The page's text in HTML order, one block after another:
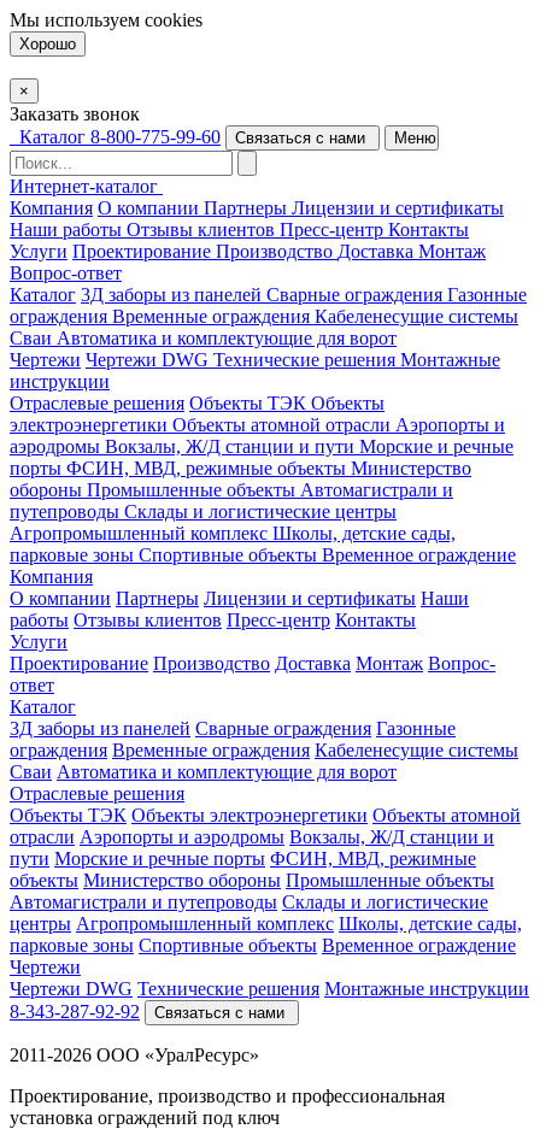
Мы используем cookies
Хорошо
×
Заказать звонок
Каталог 8-800-775-99-60 Связаться с нами Меню
Интернет-каталог
Компания О компании Партнеры Лицензии и сертификаты
Наши работы Отзывы клиентов Пресс-центр Контакты
Услуги Проектирование Производство Доставка Монтаж
Вопрос-ответ
Каталог 3Д заборы из панелей Сварные ограждения Газонные
ограждения Временные ограждения Кабеленесущие системы
Cваи Автоматика и комплектующие для ворот
Чертежи Чертежи DWG Технические решения Монтажные
инструкции
Отраслевые решения Объекты ТЭК Объекты
электроэнергетики Объекты атомной отрасли Аэропорты и
аэродромы Вокзалы, Ж/Д станции и пути Морские и речные
порты ФСИН, МВД, режимные объекты Министерство
обороны Промышленные объекты Автомагистрали и
путепроводы Склады и логистические центры
Агропромышленный комплекс Школы, детские сады,
парковые зоны Спортивные объекты Временное ограждение
Компания
О компании Партнеры Лицензии и сертификаты Наши
работы Отзывы клиентов Пресс-центр Контакты
Услуги
Проектирование Производство Доставка Монтаж Вопрос-
ответ
Каталог
3Д заборы из панелей Сварные ограждения Газонные
ограждения Временные ограждения Кабеленесущие системы
Cваи Автоматика и комплектующие для ворот
Отраслевые решения
Объекты ТЭК Объекты электроэнергетики Объекты атомной
отрасли Аэропорты и аэродромы Вокзалы, Ж/Д станции и
пути Морские и речные порты ФСИН, МВД, режимные
объекты Министерство обороны Промышленные объекты
Автомагистрали и путепроводы Склады и логистические
центры Агропромышленный комплекс Школы, детские сады,
парковые зоны Спортивные объекты Временное ограждение
Чертежи
Чертежи DWG Технические решения Монтажные инструкции
8-343-287-92-92
Связаться с нами
2011-2026 ООО «УралРесурс»
Проектирование, производство и профессиональная
установка ограждений под ключ